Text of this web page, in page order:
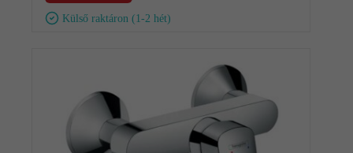
Külső raktáron (1-2 hét)